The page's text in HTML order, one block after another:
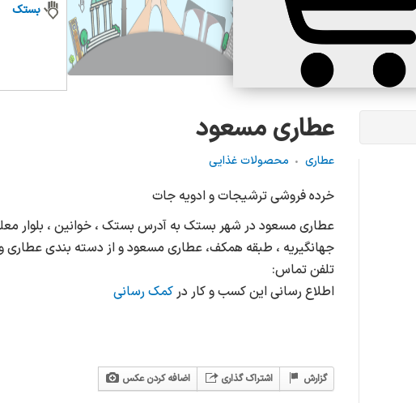
بستک
عطاری مسعود
عطاری
محصولات غذایی
خرده فروشی ترشیجات و ادویه جات
عطاری مسعود در شهر بستک به آدرس بستک ، خوانین ، بلوار
جهانگیریه ، طبقه همکف، عطاری مسعود و از دسته بندی
تلفن تماس:
اطلاع رسانی این کسب و کار درکمک رسانی
اضافه کردن عکس اشتراک گذاری گزارش